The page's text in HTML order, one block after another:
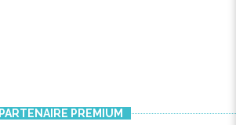
PARTENAIRE PREMIUM